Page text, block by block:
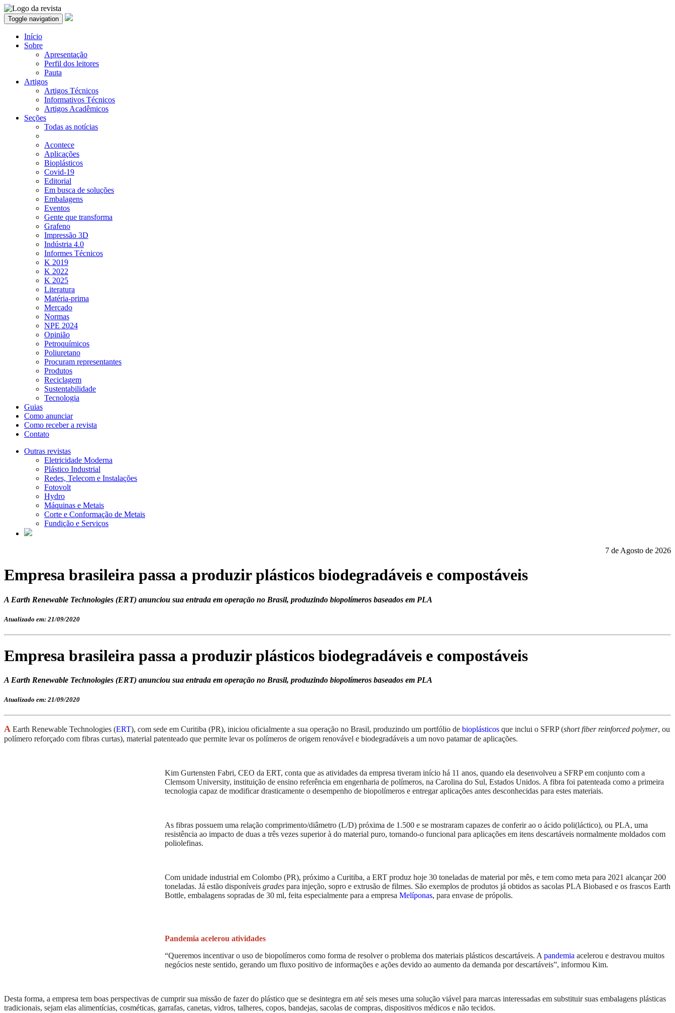
Toggle navigation
Início
Sobre
Apresentação
Perfil dos leitores
Pauta
Artigos
Artigos Técnicos
Informativos Técnicos
Artigos Acadêmicos
Seções
Todas as notícias
Acontece
Aplicações
Bioplásticos
Covid-19
Editorial
Em busca de soluções
Embalagens
Eventos
Gente que transforma
Grafeno
Impressão 3D
Indústria 4.0
Informes Técnicos
K 2019
K 2022
K 2025
Literatura
Matéria-prima
Mercado
Normas
NPE 2024
Opinião
Petroquímicos
Poliuretano
Procuram representantes
Produtos
Reciclagem
Sustentabilidade
Tecnologia
Guias
Como anunciar
Como receber a revista
Contato
Outras revistas
Eletricidade Moderna
Plástico Industrial
Redes, Telecom e Instalações
Fotovolt
Hydro
Máquinas e Metais
Corte e Conformação de Metais
Fundição e Serviços
7 de Agosto de 2026
Empresa brasileira passa a produzir plásticos biodegradáveis e compostáveis
A Earth Renewable Technologies (ERT) anunciou sua entrada em operação no Brasil, produzindo biopolímeros baseados em PLA
Atualizado em: 21/09/2020
Empresa brasileira passa a produzir plásticos biodegradáveis e compostáveis
A Earth Renewable Technologies (ERT) anunciou sua entrada em operação no Brasil, produzindo biopolímeros baseados em PLA
Atualizado em: 21/09/2020
A Earth Renewable Technologies (ERT), com sede em Curitiba (PR), iniciou oficialmente a sua operação no Brasil, produzindo um portfólio de bioplásticos que inclui o SFRP (short fiber reinforced polymer, ou
polímero reforçado com fibras curtas), material patenteado que permite levar os polímeros de origem renovável e biodegradáveis a um novo patamar de aplicações.
Kim Gurtensten Fabri, CEO da ERT, conta que as atividades da empresa tiveram início há 11 anos, quando ela desenvolveu a SFRP em conjunto com a
Clemsom University, instituição de ensino referência em engenharia de polímeros, na Carolina do Sul, Estados Unidos. A fibra foi patenteada como a primeira
tecnologia capaz de modificar drasticamente o desempenho de biopolímeros e entregar aplicações antes desconhecidas para estes materiais.
As fibras possuem uma relação comprimento/diâmetro (L/D) próxima de 1.500 e se mostraram capazes de conferir ao o ácido poli(láctico), ou PLA, uma
resistência ao impacto de duas a três vezes superior à do material puro, tornando-o funcional para aplicações em itens descartáveis normalmente moldados com
poliolefinas.
Com unidade industrial em Colombo (PR), próximo a Curitiba, a ERT produz hoje 30 toneladas de material por mês, e tem como meta para 2021 alcançar 200
toneladas. Já estão disponíveis grades para injeção, sopro e extrusão de filmes. São exemplos de produtos já obtidos as sacolas PLA Biobased e os frascos Earth
Bottle, embalagens sopradas de 30 ml, feita especialmente para a empresa Melíponas, para envase de própolis.
Pandemia acelerou atividades
“Queremos incentivar o uso de biopolímeros como forma de resolver o problema dos materiais plásticos descartáveis. Apandemia acelerou e destravou muitos
negócios neste sentido, gerando um fluxo positivo de informações e ações devido ao aumento da demanda por descartáveis”, informou Kim.
Desta forma, a empresa tem boas perspectivas de cumprir sua missão de fazer do plástico que se desintegra em até seis meses uma solução viável para marcas interessadas em substituir suas embalagens plásticas
tradicionais, sejam elas alimentícias, cosméticas, garrafas, canetas, vidros, talheres, copos, bandejas, sacolas de compras, dispositivos médicos e não tecidos.